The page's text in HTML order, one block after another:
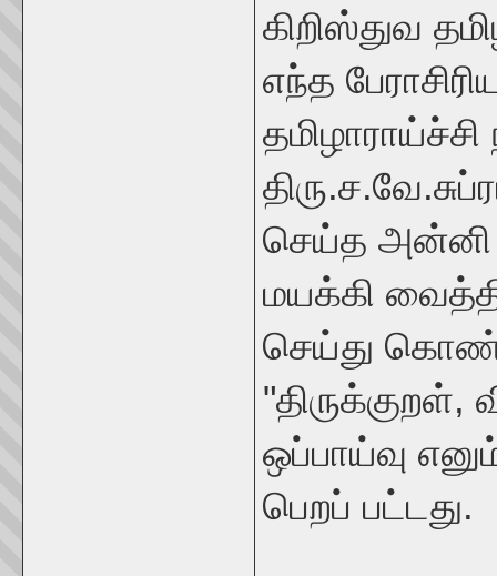
கிறிஸ்துவ
எந்த
செய்த அன்னி
மயக்கி
செய்து
"திருக்குறள்,
ஒப்பாய்வு
பெறப் பட்டது.